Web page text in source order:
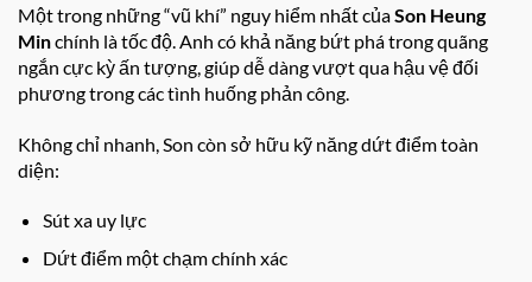
Một trong những “vũ khí” nguy hiểm nhất củaSon Heung
Minchính là tốc độ. Anh có khả năng bứt phá trong quãng
ngắn cực kỳ ấn tượng, giúp dễ dàng vượt qua hậu vệ đối
phương trong các tình huống phản công.
Không chỉ nhanh, Son còn sở hữu kỹ năng dứt điểm toàn
diện:
Sút xa uy lực
Dứt điểm một chạm chính xác